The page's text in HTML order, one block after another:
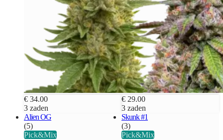
€ 34.00
3 zaden
€ 29.00
3 zaden
Alien OG
(5)
Pick&Mix
Skunk #1
(3)
Pick&Mix